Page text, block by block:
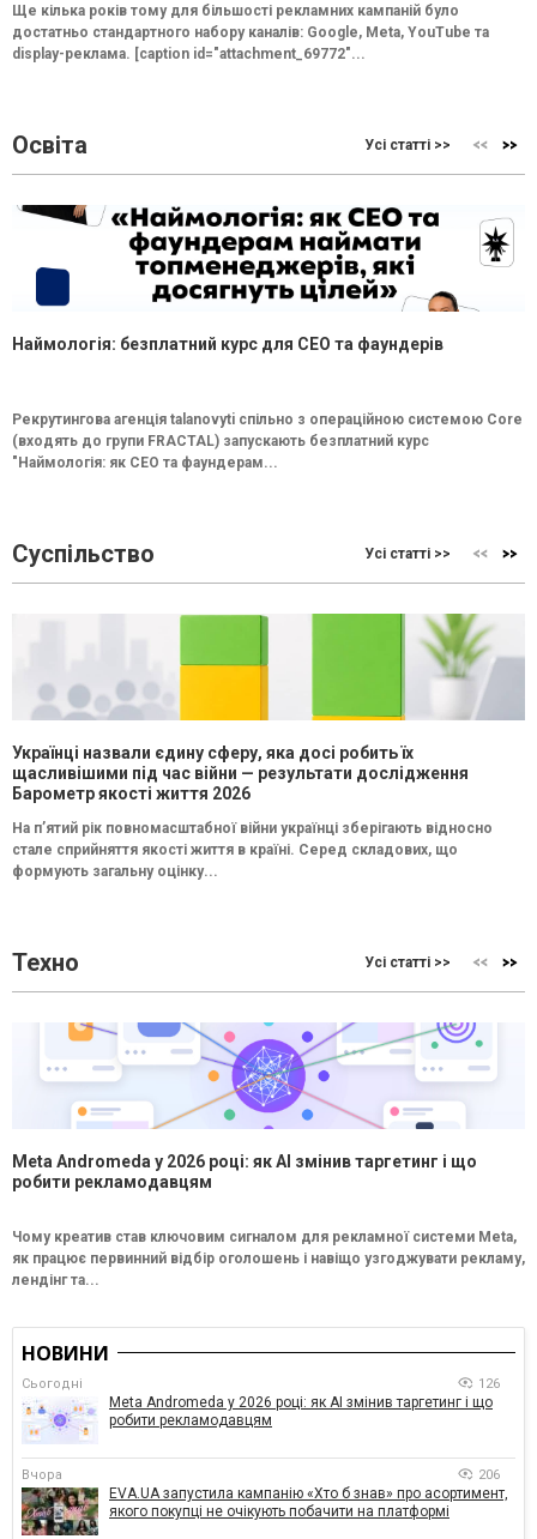
Ще кілька років тому для більшості рекламних кампаній було
достатньо стандартного набору каналів: Google, Meta, YouTube та
display-реклама. [caption id="attachment_69772"...
Освіта Усі статті >>
Наймологія: безплатний курс для CEO та фаундерів
Рекрутингова агенція talanovyti спільно з операційною системою Core
(входять до групи FRACTAL) запускають безплатний курс
"Наймологія: як СEO та фаундерам...
Суспільство Усі статті >>
Українці назвали єдину сферу, яка досі робить їх
щасливішими під час війни — результати дослідження
Барометр якості життя 2026
На п’ятий рік повномасштабної війни українці зберігають відносно
стале сприйняття якості життя в країні. Серед складових, що
формують загальну оцінку...
Техно Усі статті >>
Meta Andromeda у 2026 році: як AI змінив таргетинг і що
робити рекламодавцям
Чому креатив став ключовим сигналом для рекламної системи Meta,
як працює первинний відбір оголошень і навіщо узгоджувати рекламу,
лендінг та...
НОВИНИ
Сьогодні 126
Meta Andromeda у 2026 році: як AI змінив таргетинг і що
робити рекламодавцям
Вчора 206
EVA.UA запустила кампанію «Хто б знав» про асортимент,
якого покупці не очікують побачити на платформі